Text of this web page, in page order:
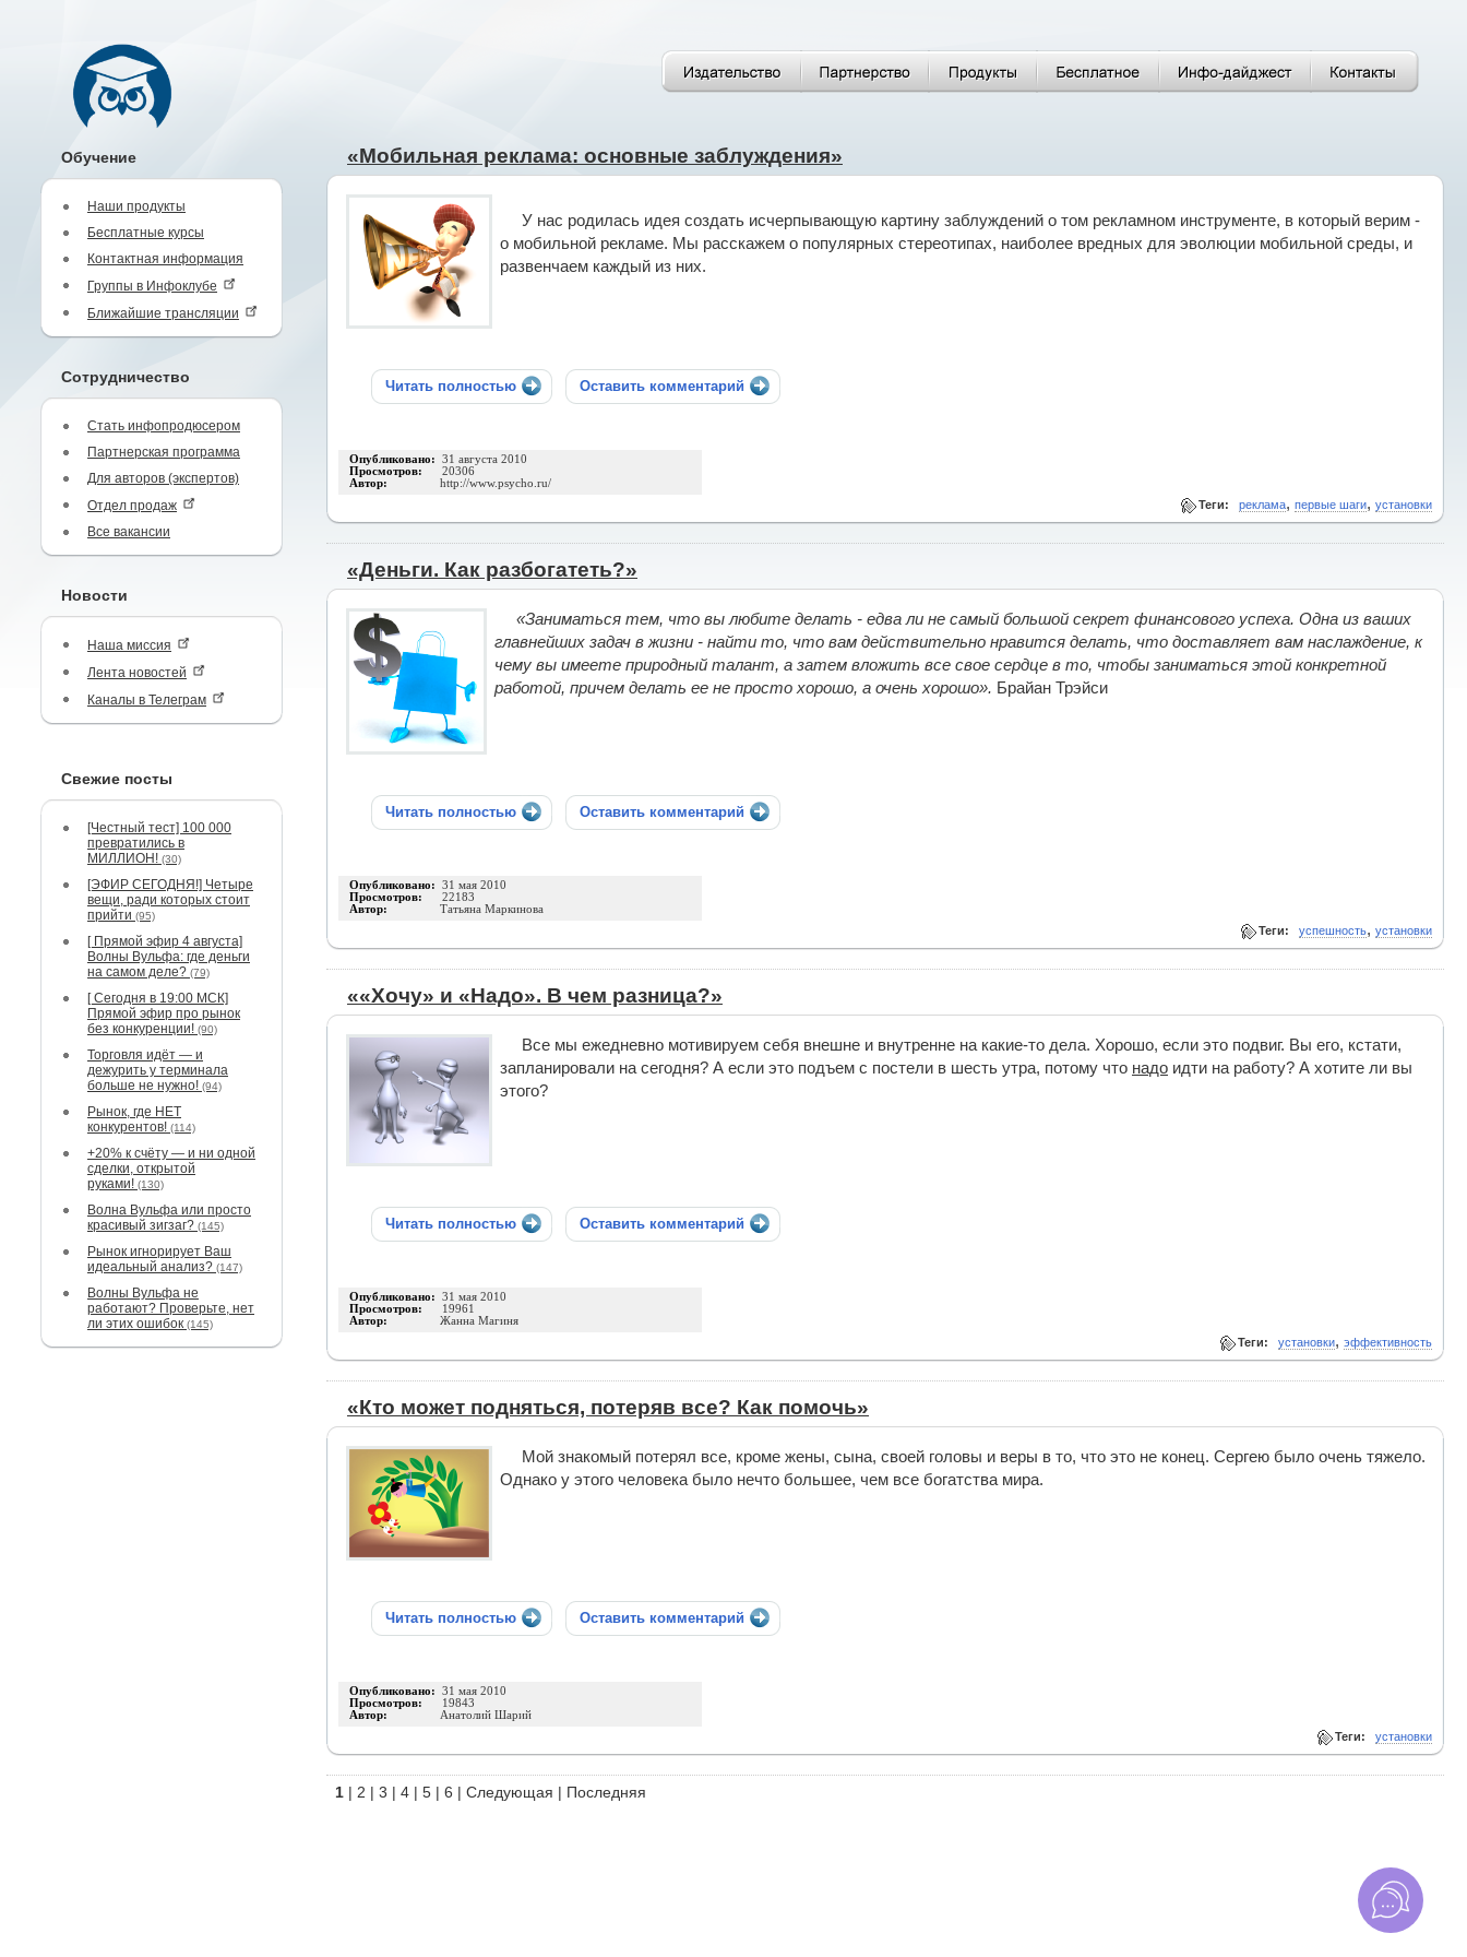
Обучение
Наши продукты
Бесплатные курсы
Контактная информация
Группы в Инфоклубе
Ближайшие трансляции
Сотрудничество
Стать инфопродюсером
Партнерская программа
Для авторов (экспертов)
Отдел продаж
Все вакансии
Новости
Наша миссия
Лента новостей
Каналы в Телеграм
Свежие посты
[Честный тест] 100 000
превратились в
МИЛЛИОН! (30)
[ЭФИР СЕГОДНЯ!] Четыре
вещи, ради которых стоит
прийти (95)
[ Прямой эфир 4 августа]
Волны Вульфа: где деньги
на самом деле? (79)
[ Сегодня в 19:00 МСК]
Прямой эфир про рынок
без конкуренции! (90)
Торговля идёт — и
дежурить у терминала
больше не нужно! (94)
Рынок, где НЕТ
конкурентов! (114)
+20% к счёту — и ни одной
сделки, открытой
руками! (130)
Волна Вульфа или просто
красивый зигзаг? (145)
Рынок игнорирует Ваш
идеальный анализ? (147)
Волны Вульфа не
работают? Проверьте, нет
ли этих ошибок (145)
«Мобильная реклама: основные заблуждения»
У нас родилась идея создать исчерпывающую картину заблуждений о том рекламном инструменте, в который верим -
о мобильной рекламе. Мы расскажем о популярных стереотипах, наиболее вредных для эволюции мобильной среды, и
развенчаем каждый из них.
Читать полностью Оставить комментарий
Опубликовано: 31 августа 2010
Просмотров: 20306
Автор: http://www.psycho.ru/
Теги: реклама, первые шаги, установки
«Деньги. Как разбогатеть?»
«Заниматься тем, что вы любите делать - едва ли не самый большой секрет финансового успеха. Одна из ваших
главнейших задач в жизни - найти то, что вам действительно нравится делать, что доставляет вам наслаждение, к
чему вы имеете природный талант, а затем вложить все свое сердце в то, чтобы заниматься этой конкретной
работой, причем делать ее не просто хорошо, а очень хорошо». Брайан Трэйси
Читать полностью Оставить комментарий
Опубликовано: 31 мая 2010
Просмотров: 22183
Автор: Татьяна Маркинова
Теги: успешность, установки
««Хочу» и «Надо». В чем разница?»
Все мы ежедневно мотивируем себя внешне и внутренне на какие-то дела. Хорошо, если это подвиг. Вы его, кстати,
запланировали на сегодня? А если это подъем с постели в шесть утра, потому что надо идти на работу? А хотите ли вы
этого?
Читать полностью Оставить комментарий
Опубликовано: 31 мая 2010
Просмотров: 19961
Автор: Жанна Магиня
Теги: установки, эффективность
«Кто может подняться, потеряв все? Как помочь»
Мой знакомый потерял все, кроме жены, сына, своей головы и веры в то, что это не конец. Сергею было очень тяжело.
Однако у этого человека было нечто большее, чем все богатства мира.
Читать полностью Оставить комментарий
Опубликовано: 31 мая 2010
Просмотров: 19843
Автор: Анатолий Шарий
Теги: установки
1 | 2 | 3 | 4 | 5 | 6 | Следующая | Последняя